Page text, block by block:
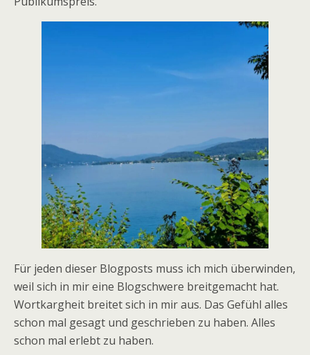
Für jeden dieser Blogposts muss ich mich überwinden,
weil sich in mir eine Blogschwere breitgemacht hat.
Wortkargheit breitet sich in mir aus. Das Gefühl alles
schon mal gesagt und geschrieben zu haben. Alles
schon mal erlebt zu haben.